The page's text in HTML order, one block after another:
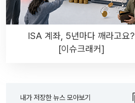
ISA 계좌, 5년마다 깨라고요?
[이슈크래커]
내가 저장한 뉴스 모아보기